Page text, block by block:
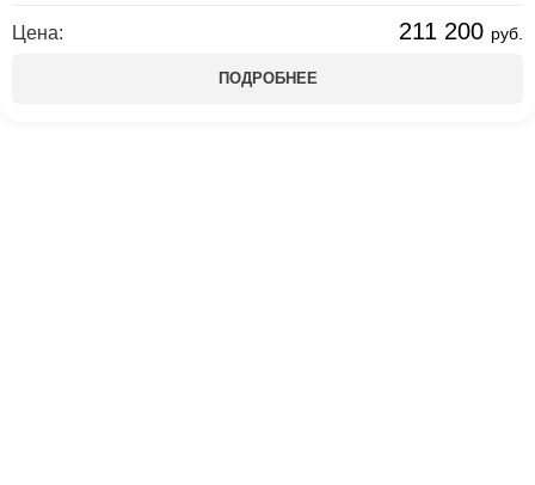
Цена: 211 200 руб.
ПОДРОБНЕЕ